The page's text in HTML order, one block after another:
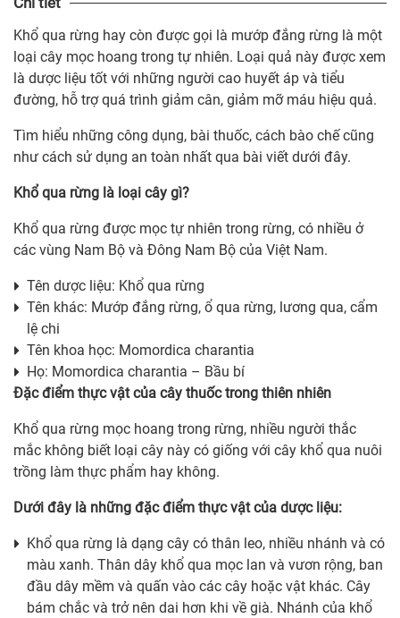
Khổ qua rừng hay còn được gọi là mướp đắng rừng là một
loại cây mọc hoang trong tự nhiên. Loại quả này được xem
là dược liệu tốt với những người cao huyết áp và tiểu
đường, hỗ trợ quá trình giảm cân, giảm mỡ máu hiệu quả.
Tìm hiểu những công dụng, bài thuốc, cách bào chế cũng
như cách sử dụng an toàn nhất qua bài viết dưới đây.
Khổ qua rừng là loại cây gì?
Khổ qua rừng được mọc tự nhiên trong rừng, có nhiều ở
các vùng Nam Bộ và Đông Nam Bộ của Việt Nam.
Tên dược liệu: Khổ qua rừng
Tên khác: Mướp đắng rừng, ổ qua rừng, lương qua, cẩm
lệ chi
Tên khoa học: Momordica charantia
Họ: Momordica charantia – Bầu bí
Đặc điểm thực vật của cây thuốc trong thiên nhiên
Khổ qua rừng mọc hoang trong rừng, nhiều người thắc
mắc không biết loại cây này có giống với cây khổ qua nuôi
trồng làm thực phẩm hay không.
Dưới đây là những đặc điểm thực vật của dược liệu:
Khổ qua rừng là dạng cây có thân leo, nhiều nhánh và có
màu xanh. Thân dây khổ qua mọc lan và vươn rộng, ban
đầu dây mềm và quấn vào các cây hoặc vật khác. Cây
bám chắc và trở nên dai hơn khi về già. Nhánh của khổ